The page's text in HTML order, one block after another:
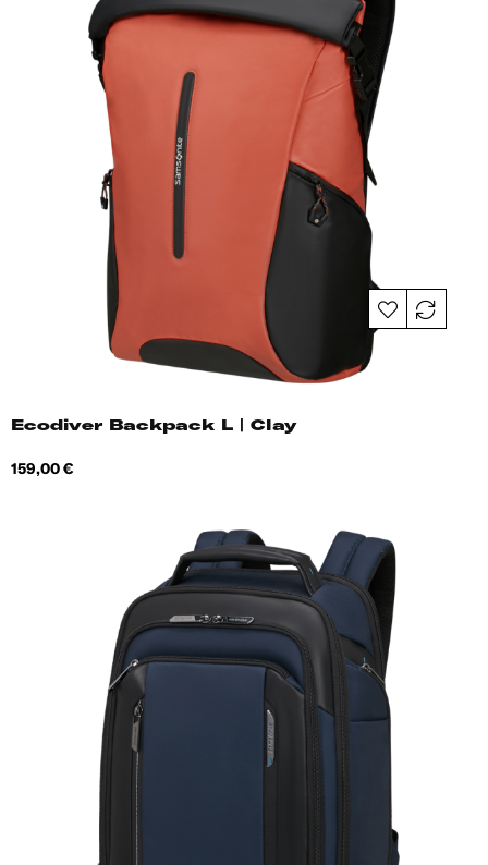
Ecodiver Backpack L | Clay
Hind
159,00 €